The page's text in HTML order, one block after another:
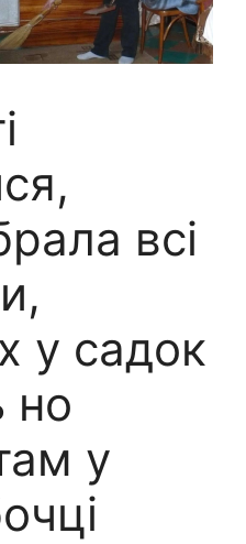
всі
у садок
но
у